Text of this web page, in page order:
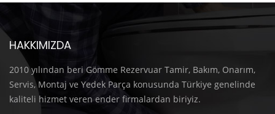
HAKKIMIZDA
2010 yılından beri Gömme Rezervuar Tamir, Bakım, Onarım,
Servis, Montaj ve Yedek Parça konusunda Türkiye genelinde
kaliteli hizmet veren ender firmalardan biriyiz.